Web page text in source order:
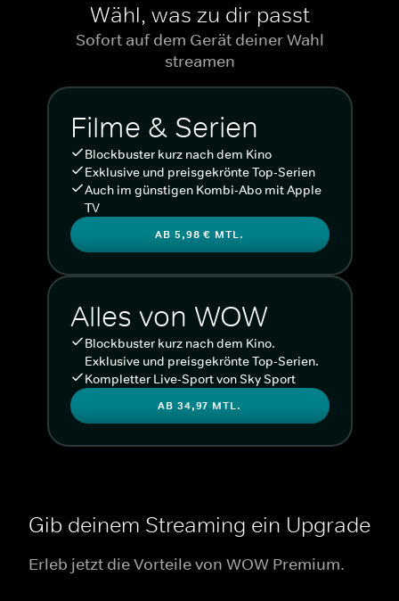
Wähl, was zu dir passt
Sofort auf dem Gerät deiner Wahl
streamen
Filme & Serien
Blockbuster kurz nach dem Kino
Exklusive und preisgekrönte Top-Serien
Auch im günstigen Kombi-Abo mit Apple
TV
AB 5,98 € MTL.
Alles von WOW
Blockbuster kurz nach dem Kino.
Exklusive und preisgekrönte Top-Serien.
Kompletter Live-Sport von Sky Sport
AB 34,97 MTL.
Gib deinem Streaming ein Upgrade
Erleb jetzt die Vorteile von WOW Premium.